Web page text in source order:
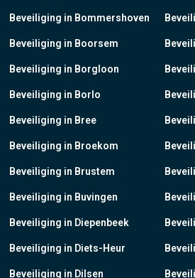
Beveiliging in Bommershoven
Beveiliging in Boorsem
Beveiliging in Borgloon
Beveiliging in Borlo
Beveiliging in Bree
Beveiliging in Broekom
Beveiliging in Brustem
Beveiliging in Buvingen
Beveiliging in Diepenbeek
Beveiliging in Diets-Heur
Beveiliging in Dilsen